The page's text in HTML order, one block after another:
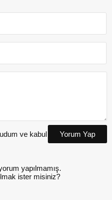
ve kabul
Yorum Yap
yapılmamış.
ister misiniz?